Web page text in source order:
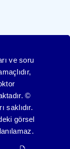
ve soru
©
saklıdır.
görsel